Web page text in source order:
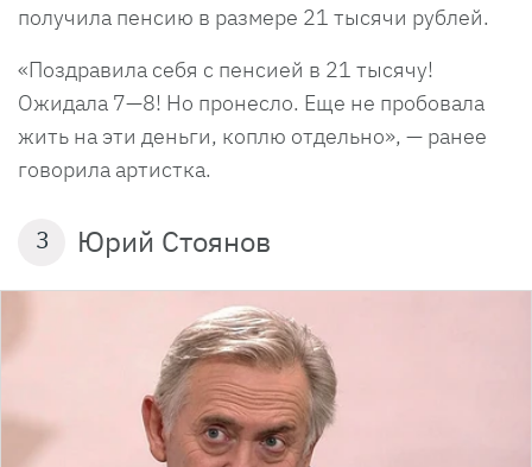
получила пенсию в размере 21 тысячи рублей.
«Поздравила себя с пенсией в 21 тысячу!
Ожидала 7—8! Но пронесло. Еще не пробовала
жить на эти деньги, коплю отдельно», — ранее
говорила артистка.
3 Юрий Стоянов